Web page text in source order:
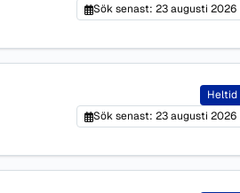
Sök senast: 23 augusti 2026
Heltid
Sök senast: 23 augusti 2026